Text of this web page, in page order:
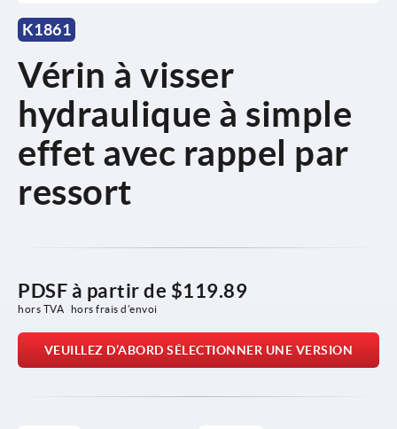
K1861
Vérin à visser
hydraulique à simple
effet avec rappel par
ressort
PDSF à partir de $119.89
hors TVA hors frais d’envoi
VEUILLEZ D’ABORD SÉLECTIONNER UNE VERSION